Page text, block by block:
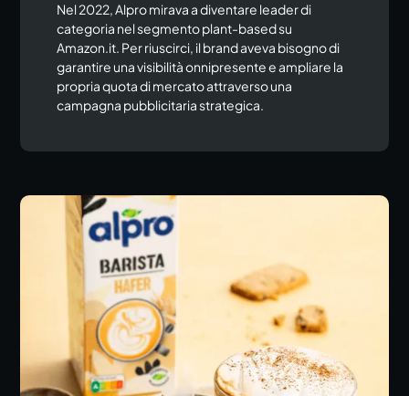
Nel 2022, Alpro mirava a diventare leader di
categoria nel segmento plant-based su
Amazon.it. Per riuscirci, il brand aveva bisogno di
garantire una visibilità onnipresente e ampliare la
propria quota di mercato attraverso una
campagna pubblicitaria strategica.